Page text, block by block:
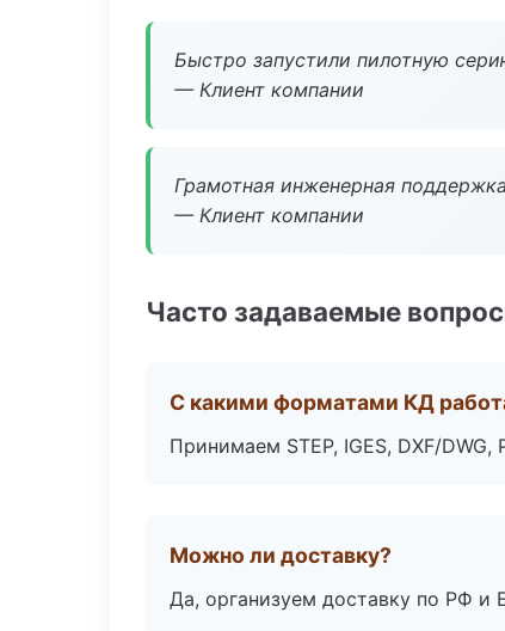
Быстро запустили пилотную
— Клиент компании
Грамотная инженерная
— Клиент компании
Часто задаваемые
С какими форматами КД
Принимаем STEP, IGES, DXF/
Можно ли доставку?
Да, организуем доставку по РФ и